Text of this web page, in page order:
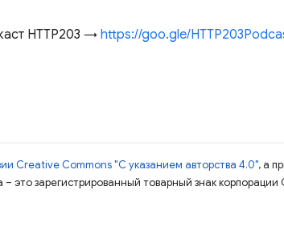
HTTP203 → https://goo.gle/
Creative Commons "С указанием авторства 4.0", а
– это зарегистрированный товарный знак